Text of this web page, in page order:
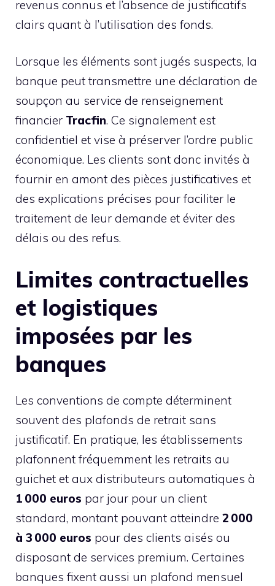
revenus connus et l’absence de justificatifs
clairs quant à l’utilisation des fonds.
Lorsque les éléments sont jugés suspects, la
banque peut transmettre une déclaration de
soupçon au service de renseignement
financier Tracfin. Ce signalement est
confidentiel et vise à préserver l’ordre public
économique. Les clients sont donc invités à
fournir en amont des pièces justificatives et
des explications précises pour faciliter le
traitement de leur demande et éviter des
délais ou des refus.
Limites contractuelles
et logistiques
imposées par les
banques
Les conventions de compte déterminent
souvent des plafonds de retrait sans
justificatif. En pratique, les établissements
plafonnent fréquemment les retraits au
guichet et aux distributeurs automatiques à
1 000 euros par jour pour un client
standard, montant pouvant atteindre 2 000
à 3 000 euros pour des clients aisés ou
disposant de services premium. Certaines
banques fixent aussi un plafond mensuel